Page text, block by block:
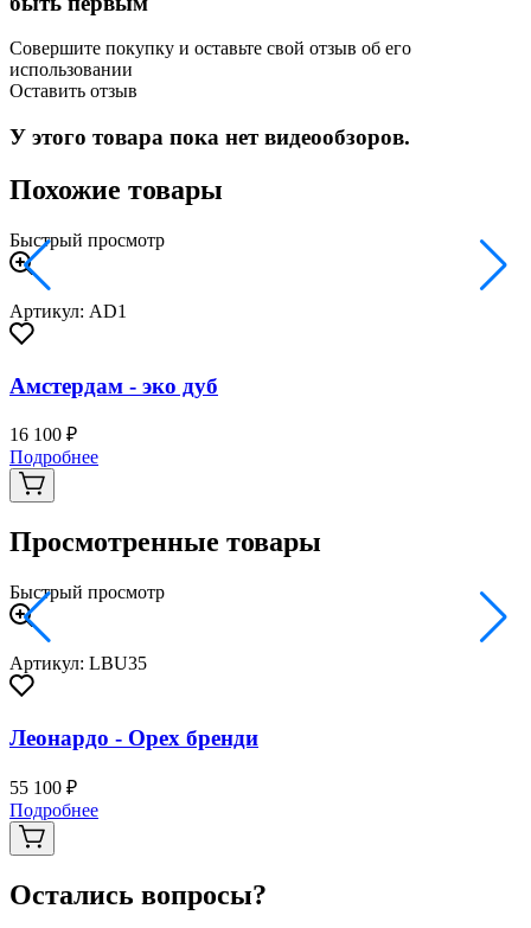
Совершите покупку и оставьте свой отзыв об его
использовании
Оставить отзыв
У этого товара пока нет видеообзоров.
Похожие товары
Быстрый просмотр
Артикул: AD1
Амстердам - эко дуб
16 100 ₽
Подробнее
Просмотренные товары
Быстрый просмотр
Артикул: LBU35
Леонардо - Орех бренди
55 100 ₽
Подробнее
Остались вопросы?